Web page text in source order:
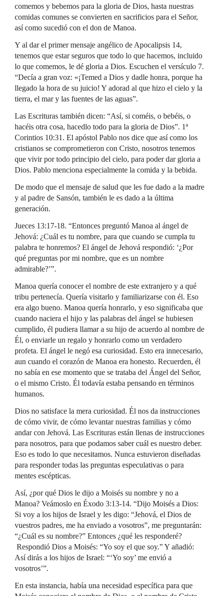
comemos y bebemos para la gloria de Dios, hasta nuestras
comidas comunes se convierten en sacrificios para el Señor,
así como sucedió con el don de Manoa.
Y al dar el primer mensaje angélico de Apocalipsis 14,
tenemos que estar seguros que todo lo que hacemos, incluido
lo que comemos, le dé gloria a Dios. Escuchen el versículo 7.
“Decía a gran voz: «¡Temed a Dios y dadle honra, porque ha
llegado la hora de su juicio! Y adorad al que hizo el cielo y la
tierra, el mar y las fuentes de las aguas”.
Las Escrituras también dicen: “Así, si coméis, o bebéis, o
hacéis otra cosa, hacedlo todo para la gloria de Dios”. 1ª
Corintios 10:31. El apóstol Pablo nos dice que así como los
cristianos se comprometieron con Cristo, nosotros tenemos
que vivir por todo principio del cielo, para poder dar gloria a
Dios. Pablo menciona especialmente la comida y la bebida.
De modo que el mensaje de salud que les fue dado a la madre
y al padre de Sansón, también le es dado a la última
generación.
Jueces 13:17-18. “Entonces preguntó Manoa al ángel de
Jehová: ¿Cuál es tu nombre, para que cuando se cumpla tu
palabra te honremos? El ángel de Jehová respondió: ‘¿Por
qué preguntas por mi nombre, que es un nombre
admirable?’”.
Manoa quería conocer el nombre de este extranjero y a qué
tribu pertenecía. Quería visitarlo y familiarizarse con él. Eso
era algo bueno. Manoa quería honrarlo, y eso significaba que
cuando naciera el hijo y las palabras del ángel se hubiesen
cumplido, él pudiera llamar a su hijo de acuerdo al nombre de
Él, o enviarle un regalo y honrarlo como un verdadero
profeta. El ángel le negó esa curiosidad. Esto era innecesario,
aun cuando el corazón de Manoa era honesto. Recuerden, él
no sabía en ese momento que se trataba del Ángel del Señor,
o el mismo Cristo. Él todavía estaba pensando en términos
humanos.
Dios no satisface la mera curiosidad. Él nos da instrucciones
de cómo vivir, de cómo levantar nuestras familias y cómo
andar con Jehová. Las Escrituras están llenas de instrucciones
para nosotros, para que podamos saber cuál es nuestro deber.
Eso es todo lo que necesitamos. Nunca estuvieron diseñadas
para responder todas las preguntas especulativas o para
mentes escépticas.
Así, ¿por qué Dios le dijo a Moisés su nombre y no a
Manoa? Veámoslo en Éxodo 3:13-14. “Dijo Moisés a Dios:
Si voy a los hijos de Israel y les digo: “Jehová, el Dios de
vuestros padres, me ha enviado a vosotros”, me preguntarán:
“¿Cuál es su nombre?” Entonces ¿qué les responderé?
Respondió Dios a Moisés: “Yo soy el que soy.” Y añadió:
Así dirás a los hijos de Israel: “‘Yo soy’ me envió a
vosotros’”.
En esta instancia, había una necesidad específica para que